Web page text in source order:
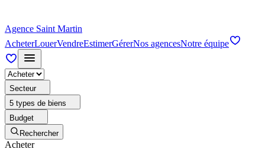
Agence Saint Martin
AcheterLouerVendreEstimerGérerNos agencesNotre équipe
Secteur
5 types de biens
Budget
Rechercher
Acheter